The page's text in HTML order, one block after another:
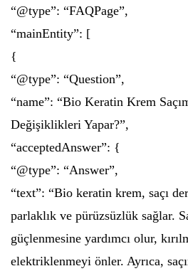
“@type”: “FAQPage”,
“mainEntity”: [
{
“@type”: “Question”,
“name”: “Bio Keratin Krem
Değişiklikleri Yapar?”,
“acceptedAnswer”: {
“@type”: “Answer”,
“text”: “Bio keratin krem, saçı
parlaklık ve pürüzsüzlük sağlar.
güçlenmesine yardımcı olur,
elektriklenmeyi önler. Ayrıca,